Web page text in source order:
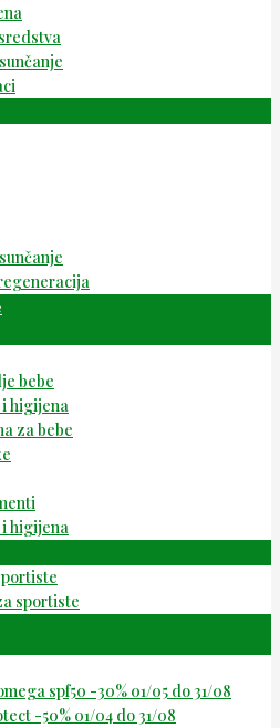
bebe
higijena
za bebe
higijena
sportiste
spf50 -30% 01/05 do 31/08
-50% 01/04 do 31/08